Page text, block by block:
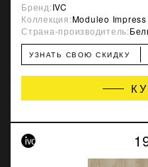
Бренд:IVC
Коллекция:Moduleo Impress
Страна-производитель:
УЗНАТЬ СВОЮ СКИДКУ